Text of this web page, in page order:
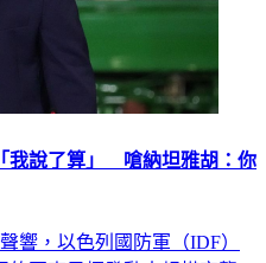
我說了算」 嗆納坦雅胡：你
響，以色列國防軍（IDF）